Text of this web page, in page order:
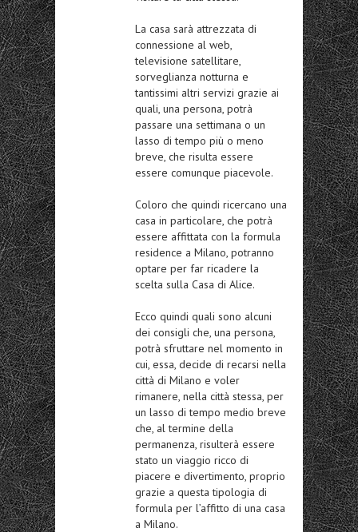
La casa sarà attrezzata di
connessione al web,
televisione satellitare,
sorveglianza notturna e
tantissimi altri servizi grazie ai
quali, una persona, potrà
passare una settimana o un
lasso di tempo più o meno
breve, che risulta essere
essere comunque piacevole.
Coloro che quindi ricercano una
casa in particolare, che potrà
essere affittata con la formula
residence a Milano, potranno
optare per far ricadere la
scelta sulla Casa di Alice.
Ecco quindi quali sono alcuni
dei consigli che, una persona,
potrà sfruttare nel momento in
cui, essa, decide di recarsi nella
città di Milano e voler
rimanere, nella città stessa, per
un lasso di tempo medio breve
che, al termine della
permanenza, risulterà essere
stato un viaggio ricco di
piacere e divertimento, proprio
grazie a questa tipologia di
formula per l’affitto di una casa
a Milano.